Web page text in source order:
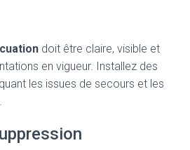
doit être claire, visible et
en vigueur. Installez des
les issues de secours et les